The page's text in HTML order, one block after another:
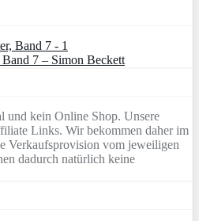
7 – Simon Beckett
und kein Online Shop. Unsere
Links. Wir bekommen daher im
Verkaufsprovision vom jeweiligen
dadurch natürlich keine